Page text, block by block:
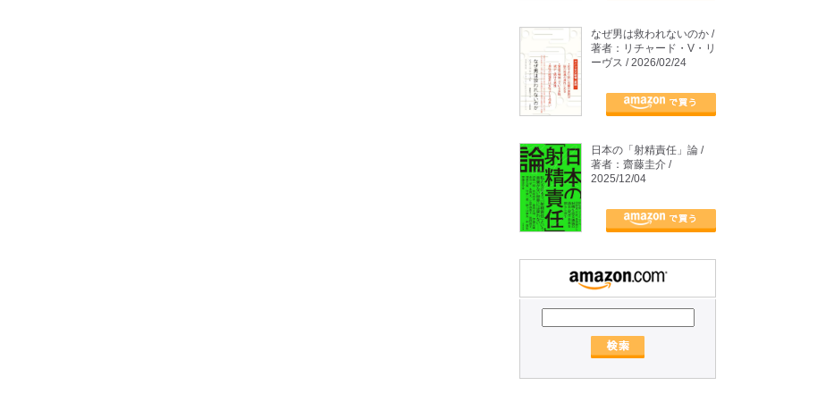
なぜ男は救われないのか /
著者：リチャード・V・リ
ーヴス / 2026/02/24
日本の「射精責任」論 /
著者：齋藤圭介 /
2025/12/04